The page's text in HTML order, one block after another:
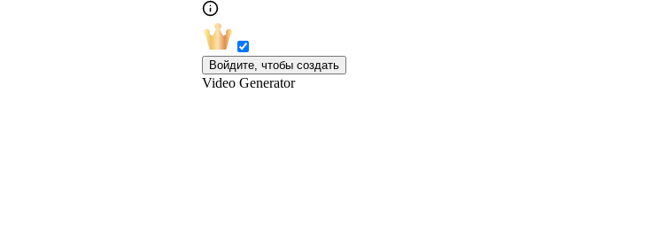
Войдите, чтобы создать
Video Generator